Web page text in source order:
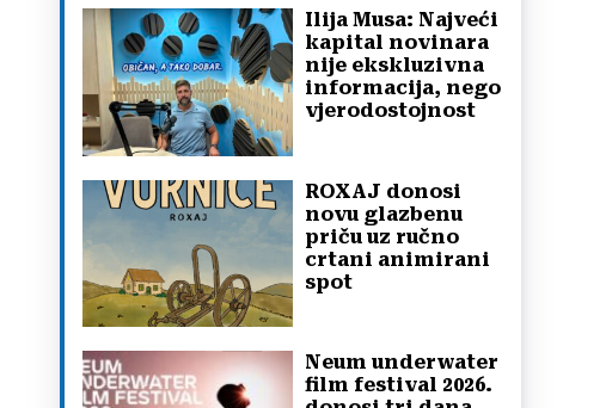
Ilija Musa: Najveći
kapital novinara
nije ekskluzivna
informacija, nego
vjerodostojnost
ROXAJ donosi
novu glazbenu
priču uz ručno
crtani animirani
spot
Neum underwater
film festival 2026.